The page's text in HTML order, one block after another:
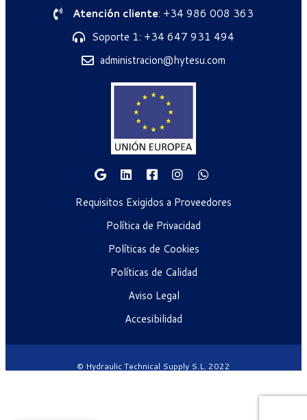
Atención cliente: +34 986 008 363
Soporte 1: +34 647 931 494
administracion@hytesu.com
Requisitos Exigidos a Proveedores
Política de Privacidad
Políticas de Cookies
Políticas de Calidad
Aviso Legal
Accesibilidad
© Hydraulic Technical Supply S.L. 2022